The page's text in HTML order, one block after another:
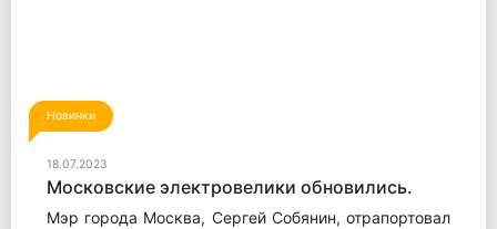
Новинки
18.07.2023
Московские электровелики обновились.
Мэр города Москва, Сергей Собянин, отрапортовал